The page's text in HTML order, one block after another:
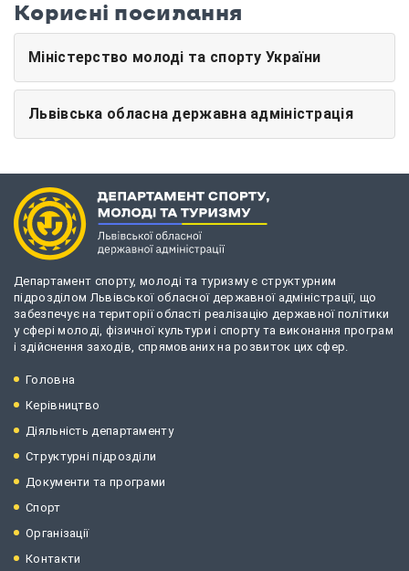
Корисні посилання
Міністерство молоді та спорту України
Львівська обласна державна адміністрація
Департамент спорту, молоді та туризму є структурним
підрозділом Львівської обласної державної адміністрації, що
забезпечує на території області реалізацію державної політики
у сфері молоді, фізичної культури і спорту та виконання програм
і здійснення заходів, спрямованих на розвиток цих сфер.
Головна
Керівництво
Діяльність департаменту
Структурні підрозділи
Документи та програми
Спорт
Організації
Контакти